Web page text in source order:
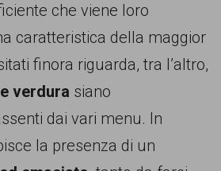
che viene loro
caratteristica della maggior
finora riguarda, tra l’altro,
verdura siano
dai vari menu. In
la presenza di un